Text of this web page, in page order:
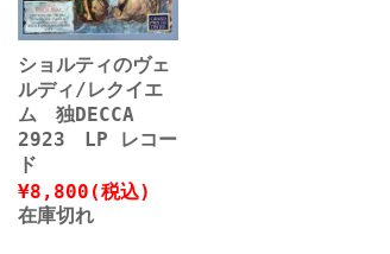
ショルティのヴェ
ルディ/レクイエ
ム 独DECCA
2923 LP レコー
ド
¥8,800 (税込)
在庫切れ